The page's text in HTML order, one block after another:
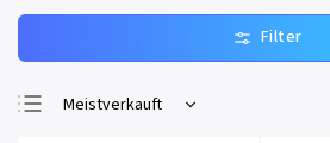
Meistverkauft